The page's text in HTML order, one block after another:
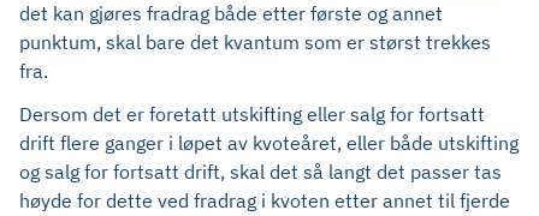
det kan gjøres fradrag både etter første og annet
punktum, skal bare det kvantum som er størst trekkes
fra.
Dersom det er foretatt utskifting eller salg for fortsatt
drift flere ganger i løpet av kvoteåret, eller både utskifting
og salg for fortsatt drift, skal det så langt det passer tas
høyde for dette ved fradrag i kvoten etter annet til fjerde